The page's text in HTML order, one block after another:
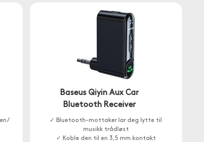
Baseus Qiyin Aux Car
Bluetooth Receiver
✓ Bluetooth-mottaker lar deg lytte til
musikk trådløst
✓ Koble den til en 3,5 mm kontakt